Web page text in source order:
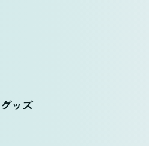
グッズ